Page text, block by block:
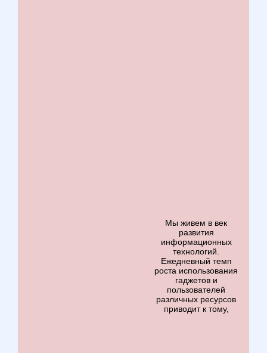
Мы живем в век
развития
информационных
технологий.
Ежедневный темп
роста использования
гаджетов и
пользователей
различных ресурсов
приводит к тому,